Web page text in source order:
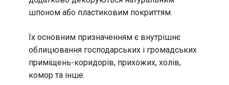
шпоном або пластиковим покриттям.
Їх основним призначенням є внутрішнє
облицювання господарських і громадських
приміщень-коридорів, прихожих, холів,
комор та інше.